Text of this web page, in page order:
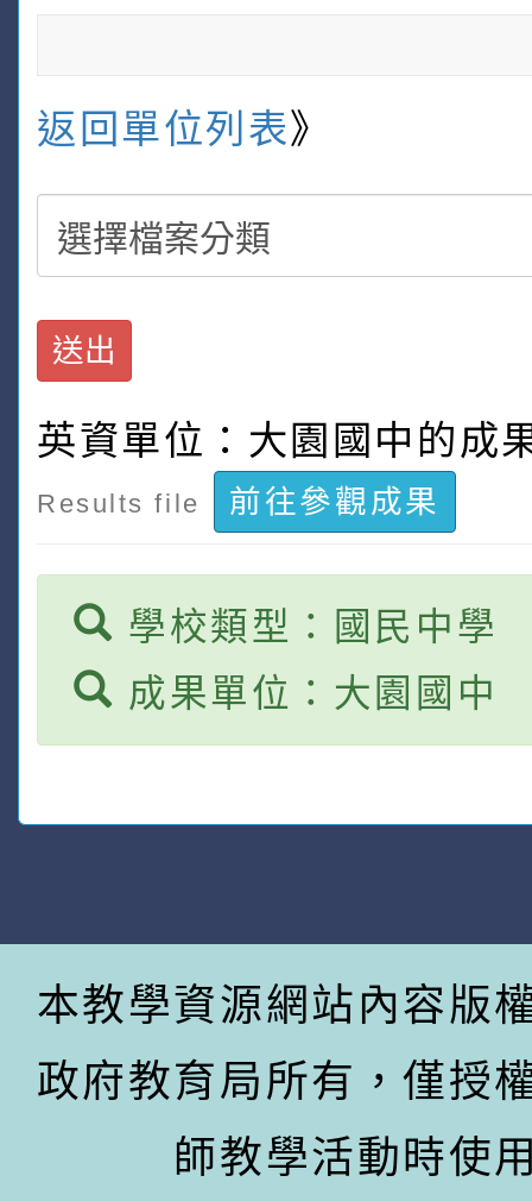
返回單位列表》
送出
英資單位：大園國中的成
Results file 前往參觀成果
學校類型：國民中學
成果單位：大園國中
本教學資源網站內容版
政府教育局所有，僅授
師教學活動時使